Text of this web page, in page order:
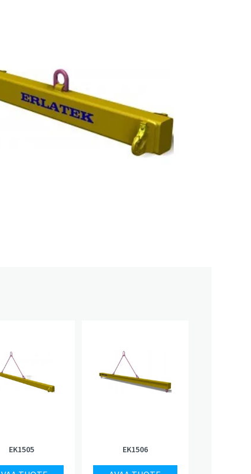
EK1505 EK1506